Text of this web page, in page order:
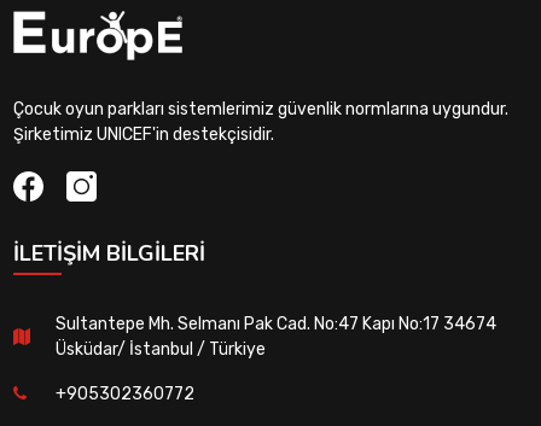
Çocuk oyun parkları sistemlerimiz güvenlik normlarına uygundur.
Şirketimiz UNICEF'in destekçisidir.
İLETIŞIM BILGILERI
Sultantepe Mh. Selmanı Pak Cad. No:47 Kapı No:17 34674
Üsküdar/ İstanbul / Türkiye
+905302360772